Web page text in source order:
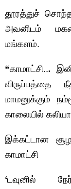
தூரத்துச்
அவனிடம்
மங்களம்.
“காமாட்சி...
விருப்பத்தை
மாமனுக்கும்
காலையில்
இக்கட்டான
காமாட்சி
‘டவுனில்